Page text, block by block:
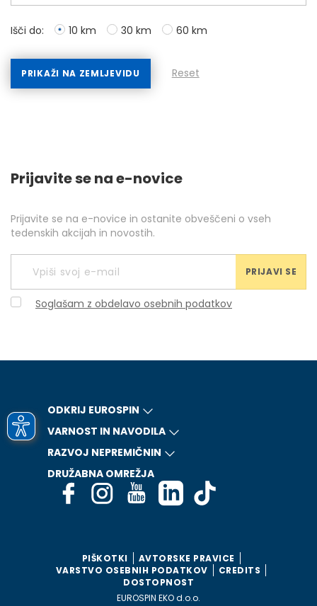
Išči do: 10 km 30 km 60 km
PRIKAŽI NA ZEMLJEVIDU Reset
Prijavite se na e-novice
Prijavite se na e-novice in ostanite obveščeni o vseh
tedenskih akcijah in novostih.
PRIJAVI SE
Soglašam z obdelavo osebnih podatkov
ODKRIJ EUROSPIN
VARNOST IN NAVODILA
RAZVOJ NEPREMIČNIN
DRUŽABNA OMREŽJA
PIŠKOTKI
AVTORSKE PRAVICE
VARSTVO OSEBNIH PODATKOV
CREDITS
DOSTOPNOST
EUROSPIN EKO d.o.o.